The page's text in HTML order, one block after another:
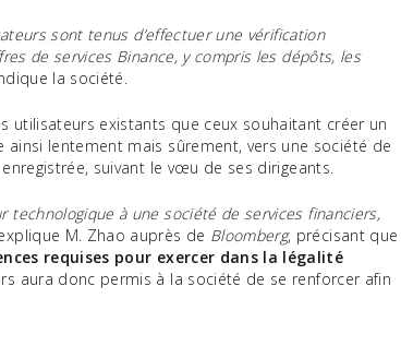
sont tenus d’effectuer une vérification
de services Binance, y compris les dépôts, les
la société.
utilisateurs existants que ceux souhaitant créer un
lentement mais sûrement, vers une société de
suivant le vœu de ses dirigeants.
technologique à une société de services financiers,
M. Zhao auprès de Bloomberg, précisant que
requises pour exercer dans la légalité
aura donc permis à la société de se renforcer afin